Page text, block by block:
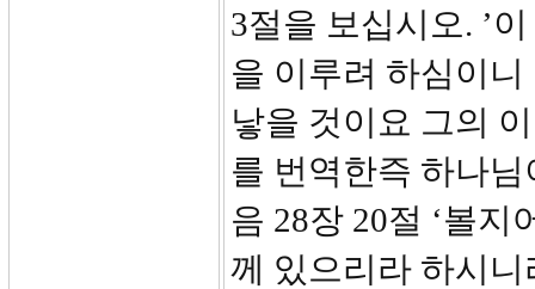
3절을 보십시오. ’
을 이루려 하심이
낳을 것이요 그의
를 번역한즉 하나
음 28장 20절 ‘볼
께 있으리라 하시